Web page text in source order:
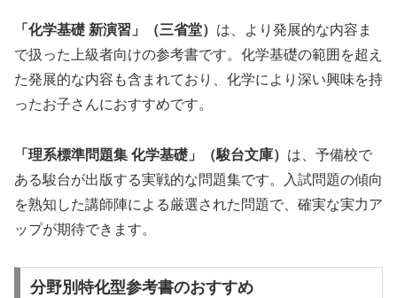
「化学基礎 新演習」（三省堂） は、より発展的な内容ま
で扱った上級者向けの参考書です。化学基礎の範囲を超え
た発展的な内容も含まれており、化学により深い興味を持
ったお子さんにおすすめです。
「理系標準問題集 化学基礎」（駿台文庫） は、予備校で
ある駿台が出版する実戦的な問題集です。入試問題の傾向
を熟知した講師陣による厳選された問題で、確実な実力ア
ップが期待できます。
分野別特化型参考書のおすすめ